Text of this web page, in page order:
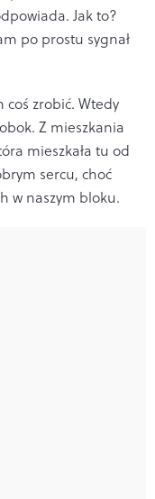
Jak to?
po prostu sygnał
coś zrobić. Wtedy
Z mieszkania
mieszkała tu od
sercu, choć
w naszym bloku.